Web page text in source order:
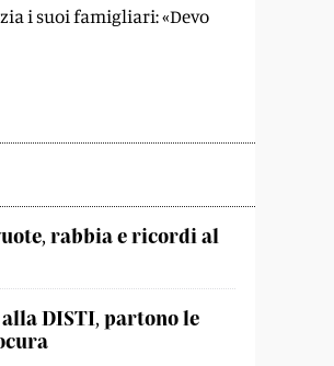
i suoi famigliari: «Devo
rabbia e ricordi al
DISTI, partono le